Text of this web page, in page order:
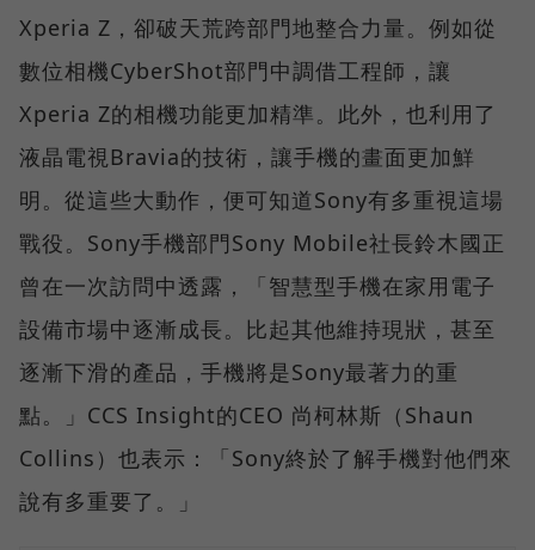
Xperia Z，卻破天荒跨部門地整合力量。例如從
數位相機CyberShot部門中調借工程師，讓
Xperia Z的相機功能更加精準。此外，也利用了
液晶電視Bravia的技術，讓手機的畫面更加鮮
明。從這些大動作，便可知道Sony有多重視這場
戰役。Sony手機部門Sony Mobile社長鈴木國正
曾在一次訪問中透露，「智慧型手機在家用電子
設備市場中逐漸成長。比起其他維持現狀，甚至
逐漸下滑的產品，手機將是Sony最著力的重
點。」CCS Insight的CEO 尚柯林斯（Shaun
Collins）也表示：「Sony終於了解手機對他們來
說有多重要了。」